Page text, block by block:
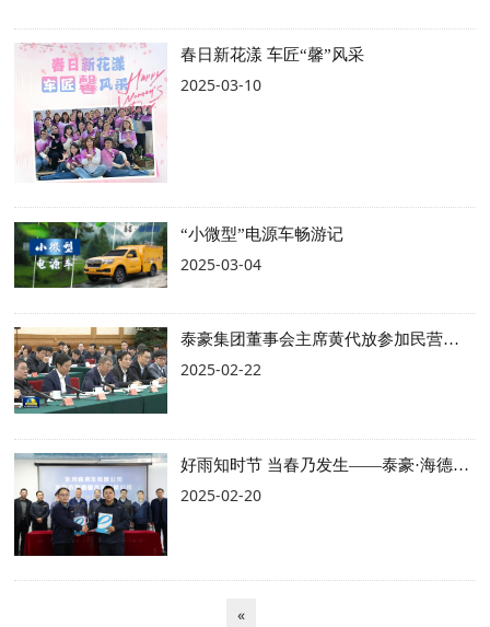
春日新花漾 车匠“馨”风采
2025-03-10
“小微型”电源车畅游记
2025-03-04
泰豪集团董事会主席黄代放参加民营企业座谈会并获总书记亲切接见
2025-02-22
好雨知时节 当春乃发生——泰豪·海德馨x东风商用车签署战略合作协议
2025-02-20
«